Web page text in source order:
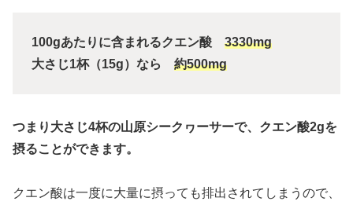
100gあたりに含まれるクエン酸 3330mg
大さじ1杯（15g）なら 約500mg
つまり大さじ4杯の山原シークヮーサーで、クエン酸2gを
摂ることができます。
クエン酸は一度に大量に摂っても排出されてしまうので、